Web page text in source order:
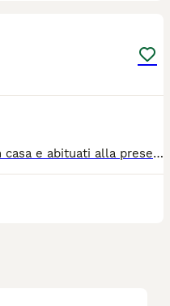
vendo cuccioli chihuahua nati in casa e abituati alla presenza umana. Sono molto giocherelloni e affettuosi. Per maggiori informazioni contattare al numero 3338294812